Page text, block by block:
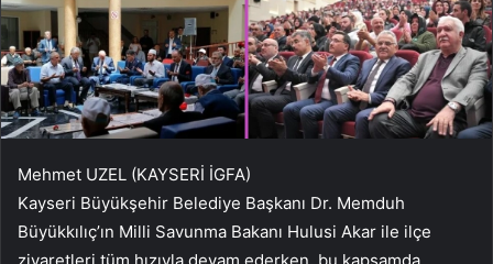
Mehmet UZEL (KAYSERİ İGFA)
Kayseri Büyükşehir Belediye Başkanı Dr. Memduh
Büyükkılıç’ın Milli Savunma Bakanı Hulusi Akar ile ilçe
ziyaretleri tüm hızıyla devam ederken, bu kapsamda